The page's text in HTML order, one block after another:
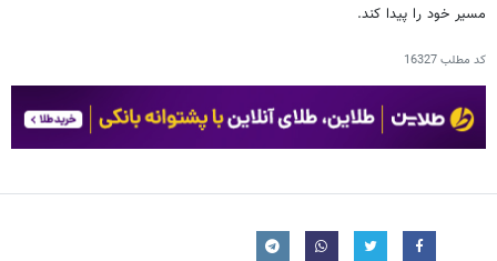
مسیر خود را پیدا کند.
کد مطلب16327